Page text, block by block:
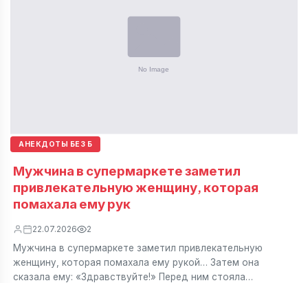
АНЕКДОТЫ БЕЗ Б
Мужчина в супермаркете заметил
привлекательную женщину, которая
помахала ему рук
22.07.2026 2
Мужчина в супермаркете заметил привлекательную
женщину, которая помахала ему рукой… Затем она
сказала ему: «Здравствуйте!» Перед ним стояла…